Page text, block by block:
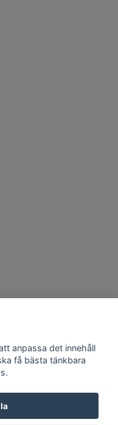
anpassa det innehåll
få bästa tänkbara